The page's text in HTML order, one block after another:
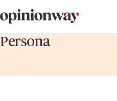
Persona